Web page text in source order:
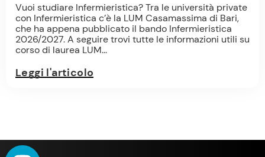
Vuoi studiare Infermieristica? Tra le università private
con Infermieristica c’è la LUM Casamassima di Bari,
che ha appena pubblicato il bando Infermieristica
2026/2027. A seguire trovi tutte le informazioni utili su
corso di laurea LUM...
Leggi l'articolo